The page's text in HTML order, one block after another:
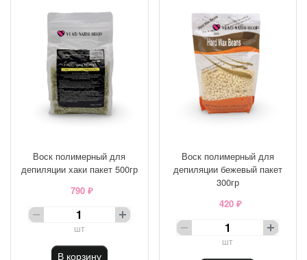
Воск полимерный для
депиляции хаки пакет 500гр
790 ₽
шт
В корзину
Воск полимерный для
депиляции бежевый пакет
300гр
420 ₽
шт